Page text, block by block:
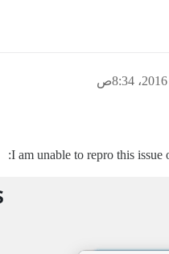
I am unable to repro this issue